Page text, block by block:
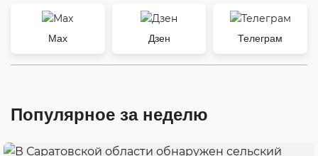
Max Дзен Телеграм
Популярное за неделю